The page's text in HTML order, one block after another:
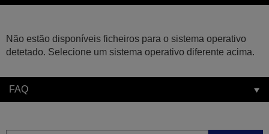
Não estão disponíveis ficheiros para o sistema operativo
detetado. Selecione um sistema operativo diferente acima.
FAQ